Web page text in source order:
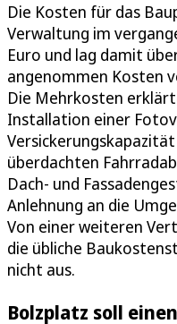
Die Kosten für das
Verwaltung im
Euro und lag damit
angenommen Kosten
Die Mehrkosten
Installation einer
überdachten
Dach- und
Anlehnung an die
Von einer weiteren
die übliche
nicht aus.
Bolzplatz soll